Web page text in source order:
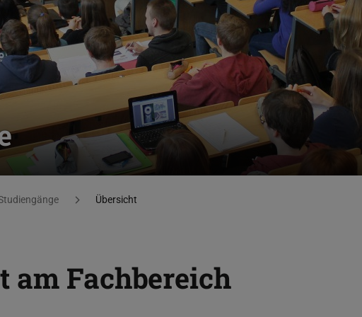
Übersicht
am Fachbereich